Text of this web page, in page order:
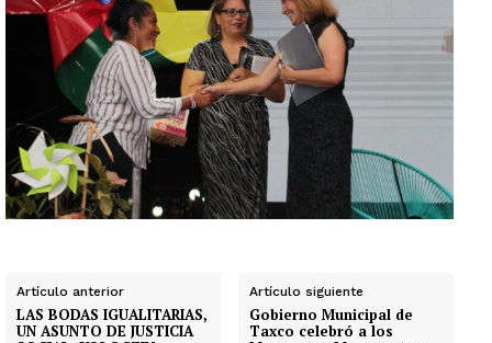
Artículo anterior
LAS BODAS IGUALITARIAS,
UN ASUNTO DE JUSTICIA
Artículo siguiente
Gobierno Municipal de
Taxco celebró a los